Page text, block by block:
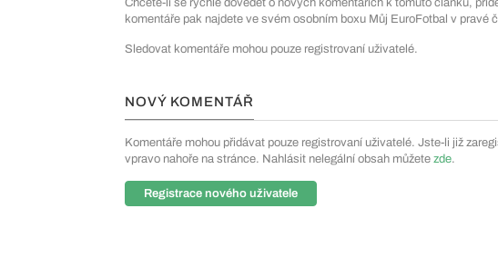
Chcete-li se rychle dovědět o nových komentářích k tomuto článku,
komentáře pak najdete ve svém osobním boxu Můj EuroFotbal v pravé
Sledovat komentáře mohou pouze registrovaní uživatelé.
NOVÝ KOMENTÁŘ
Komentáře mohou přidávat pouze registrovaní uživatelé. Jste-li již
vpravo nahoře na stránce. Nahlásit nelegální obsah můžete zde.
Registrace nového uživatele